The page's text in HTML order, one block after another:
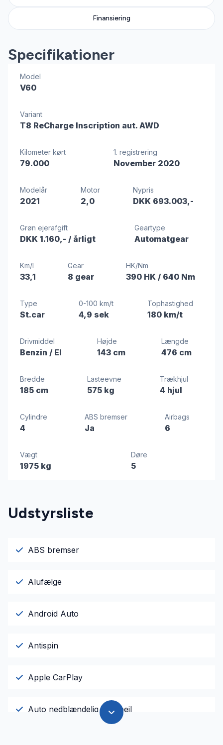
Finansiering
Specifikationer
Model
V60
Variant
T8 ReCharge Inscription aut. AWD
Kilometer kørt
79.000
1. registrering
November 2020
Modelår
2021
Motor
2,0
Nypris
DKK 693.003,-
Grøn ejerafgift
DKK 1.160,- / årligt
Geartype
Automatgear
Km/l
33,1
Gear
8 gear
HK/Nm
390 HK / 640 Nm
Type
St.car
0-100 km/t
4,9 sek
Tophastighed
180 km/t
Drivmiddel
Benzin / El
Højde
143 cm
Længde
476 cm
Bredde
185 cm
Lasteevne
575 kg
Trækhjul
4 hjul
Cylindre
4
ABS bremser
Ja
Airbags
6
Vægt
1975 kg
Døre
5
Udstyrsliste
ABS bremser
Alufælge
Android Auto
Antispin
Apple CarPlay
Auto nedblændelig bakspejl